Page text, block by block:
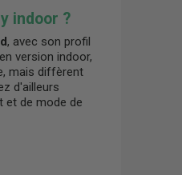
indoor ?
, avec son profil
version indoor,
mais diffèrent
d'ailleurs
et de mode de